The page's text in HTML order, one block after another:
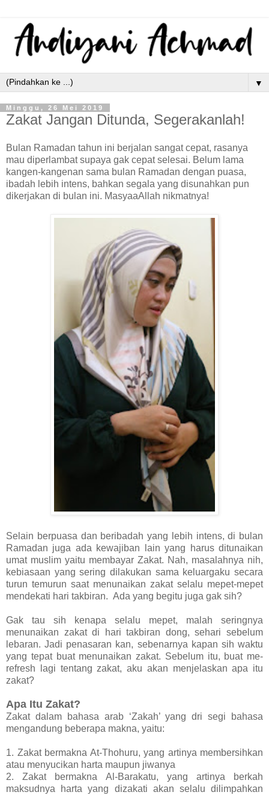
▼
Minggu, 26 Mei 2019
Zakat Jangan Ditunda, Segerakanlah!
Bulan Ramadan tahun ini berjalan sangat cepat, rasanya
mau diperlambat supaya gak cepat selesai. Belum lama
kangen-kangenan sama bulan Ramadan dengan puasa,
ibadah lebih intens, bahkan segala yang disunahkan pun
dikerjakan di bulan ini. MasyaaAllah nikmatnya!
Selain berpuasa dan beribadah yang lebih intens, di bulan
Ramadan juga ada kewajiban lain yang harus ditunaikan
umat muslim yaitu membayar Zakat. Nah, masalahnya nih,
kebiasaan yang sering dilakukan sama keluargaku secara
turun temurun saat menunaikan zakat selalu mepet-mepet
mendekati hari takbiran. Ada yang begitu juga gak sih?
Gak tau sih kenapa selalu mepet, malah seringnya
menunaikan zakat di hari takbiran dong, sehari sebelum
lebaran. Jadi penasaran kan, sebenarnya kapan sih waktu
yang tepat buat menunaikan zakat. Sebelum itu, buat me-
refresh lagi tentang zakat, aku akan menjelaskan apa itu
zakat?
Apa Itu Zakat?
Zakat dalam bahasa arab ‘Zakah’ yang dri segi bahasa
mengandung beberapa makna, yaitu:
1. Zakat bermakna At-Thohuru, yang artinya membersihkan
atau menyucikan harta maupun jiwanya
2. Zakat bermakna Al-Barakatu, yang artinya berkah
maksudnya harta yang dizakati akan selalu dilimpahkan